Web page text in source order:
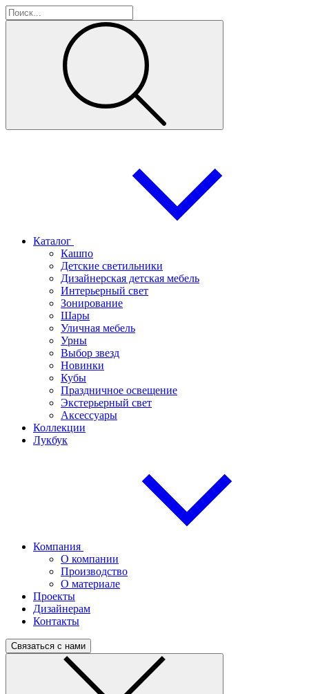
Каталог
Кашпо
Детские светильники
Дизайнерская детская мебель
Интерьерный свет
Зонирование
Шары
Уличная мебель
Урны
Выбор звезд
Новинки
Кубы
Праздничное освещение
Экстерьерный свет
Аксессуары
Коллекции
Лукбук
Компания
О компании
Производство
О материале
Проекты
Дизайнерам
Контакты
Связаться с нами